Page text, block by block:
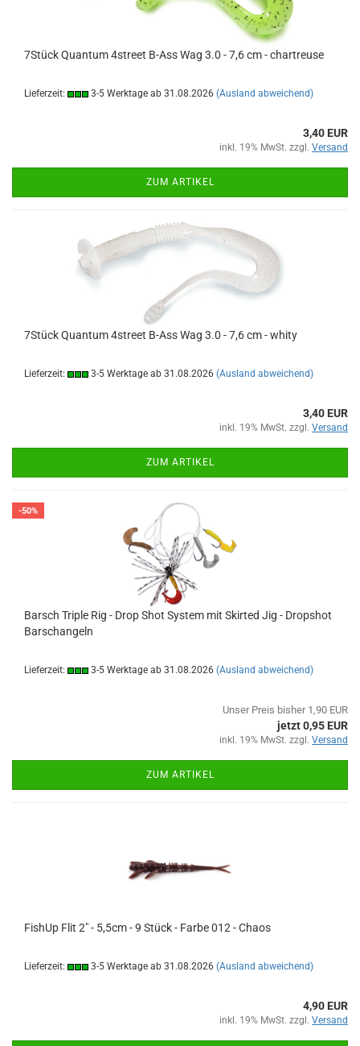
7Stück Quantum 4street B-Ass Wag 3.0 - 7,6 cm - chartreuse
Lieferzeit: 3-5 Werktage ab 31.08.2026 (Ausland abweichend)
3,40 EUR
inkl. 19% MwSt. zzgl. Versand
ZUM ARTIKEL
7Stück Quantum 4street B-Ass Wag 3.0 - 7,6 cm - whity
Lieferzeit: 3-5 Werktage ab 31.08.2026 (Ausland abweichend)
3,40 EUR
inkl. 19% MwSt. zzgl. Versand
ZUM ARTIKEL
-50%
Barsch Triple Rig - Drop Shot System mit Skirted Jig - Dropshot
Barschangeln
Lieferzeit: 3-5 Werktage ab 31.08.2026 (Ausland abweichend)
Unser Preis bisher 1,90 EUR
jetzt 0,95 EUR
inkl. 19% MwSt. zzgl. Versand
ZUM ARTIKEL
FishUp Flit 2" - 5,5cm - 9 Stück - Farbe 012 - Chaos
Lieferzeit: 3-5 Werktage ab 31.08.2026 (Ausland abweichend)
4,90 EUR
inkl. 19% MwSt. zzgl. Versand